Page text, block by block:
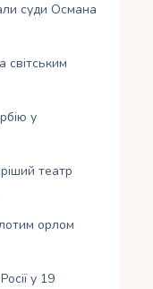
суди Османа
світським
у
театр
орлом
у 19